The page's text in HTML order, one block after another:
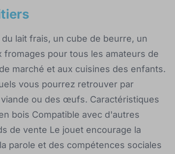
lait frais, un cube de beurre, un
pour tous les amateurs de
marché et aux cuisines des enfants.
vous pourrez retrouver par
ou des œufs. Caractéristiques
bois Compatible avec d'autres
de vente Le jouet encourage la
parole et des compétences sociales